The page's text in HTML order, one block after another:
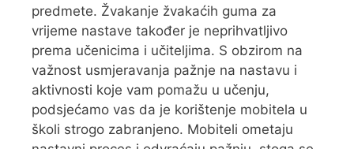
predmete. Žvakanje žvakaćih guma za
vrijeme nastave također je neprihvatljivo
prema učenicima i učiteljima. S obzirom na
važnost usmjeravanja pažnje na nastavu i
aktivnosti koje vam pomažu u učenju,
podsjećamo vas da je korištenje mobitela u
školi strogo zabranjeno. Mobiteli ometaju